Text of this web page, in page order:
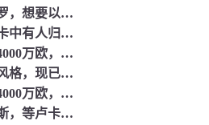
每体：马竞正在引入罗梅罗，想要以此来留住阿尔瓦雷斯
意天空：假如卢卡库和卢卡中有人归队，那不勒斯将推动热苏斯
马卡：热刺对罗梅罗起价4000万欧，马竞此前报3000万欧元被拒
意媒：莱奥喜爱阿莫林的风格，现已告知米兰自己不想再归队
每体：巴萨对卡萨多要价4000万欧，信任沙特沙龙有才能满意
罗体：那不勒斯盯上热苏斯，等卢卡库归队后再买人